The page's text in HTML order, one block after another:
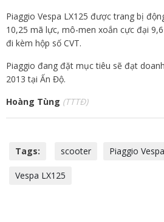
Piaggio Vespa LX125 được trang bị
10,25 mã lực, mô-men xoắn cực đại
đi kèm hộp số CVT.
Piaggio đang đặt mục tiêu sẽ đạt
2013 tại Ấn Độ.
Hoàng Tùng (TTTĐ)
Tags: scooter Piaggio
Vespa LX125